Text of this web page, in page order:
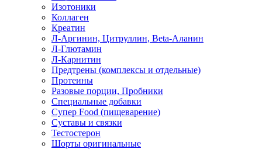
Изотоники
Коллаген
Креатин
Л-Аргинин, Цитруллин, Beta-Аланин
Л-Глютамин
Л-Карнитин
Предтрены (комплексы и отдельные)
Протеины
Разовые порции, Пробники
Специальные добавки
Супер Food (пищеварение)
Суставы и связки
Тестостерон
Шорты оригинальные